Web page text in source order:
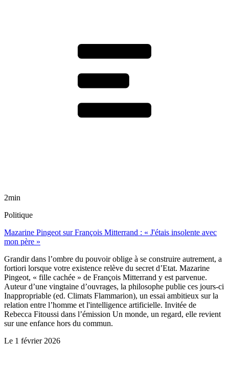
2min
Politique
Mazarine Pingeot sur François Mitterrand : « J'étais insolente avec
mon père »
Grandir dans l’ombre du pouvoir oblige à se construire autrement, a
fortiori lorsque votre existence relève du secret d’Etat. Mazarine
Pingeot, « fille cachée » de François Mitterrand y est parvenue.
Auteur d’une vingtaine d’ouvrages, la philosophe publie ces jours-ci
Inappropriable (ed. Climats Flammarion), un essai ambitieux sur la
relation entre l’homme et l'intelligence artificielle. Invitée de
Rebecca Fitoussi dans l’émission Un monde, un regard, elle revient
sur une enfance hors du commun.
Le 1 février 2026